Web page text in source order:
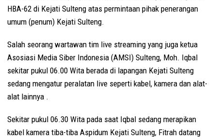
HBA-62 di Kejati Sulteng atas permintaan pihak penerangan
umum (penum) Kejati Sulteng.
Salah seorang wartawan tim live streaming yang juga ketua
Asosiasi Media Siber Indonesia (AMSI) Sulteng, Moh. Iqbal
sekitar pukul 06.00 Wita berada di lapangan Kejati Sulteng
sedang mengatur peralatan live seperti kabel, kamera dan alat-
alat lainnya .
Sekitar pukul 06.30 Wita pada saat Iqbal sedang merapikan
kabel kamera tiba-tiba Aspidum Kejati Sulteng, Fitrah datang